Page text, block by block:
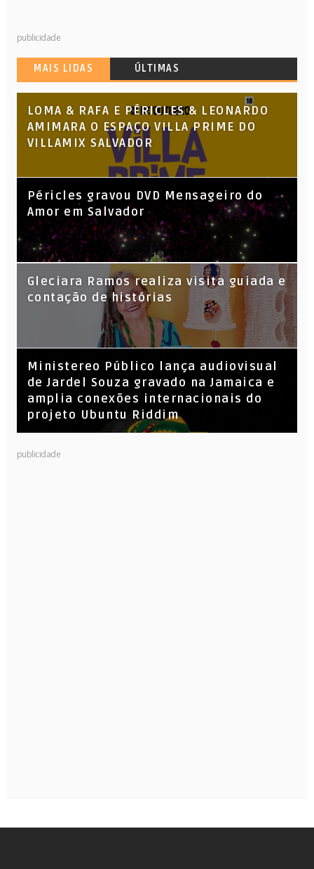
publicidade
MAIS LIDAS ÚLTIMAS
LOMA & RAFA E PÉRICLES & LEONARDO
AMIMARA O ESPAÇO VILLA PRIME DO
VILLAMIX SALVADOR
Péricles gravou DVD Mensageiro do
Amor em Salvador
KL Jay (Racionais MC’s), DJ Raíz e DJ
Leandro Vitrola na BIGSHAKE 14
Gleciara Ramos realiza visita guiada e
contação de histórias
​Ministereo Público lança audiovisual
de Jardel Souza gravado na Jamaica e
amplia conexões internacionais do
projeto Ubuntu Riddim
publicidade